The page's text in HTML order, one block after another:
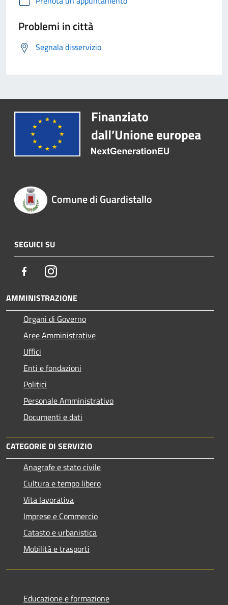
Problemi in città
Segnala disservizio
Comune di Guardistallo
SEGUICI SU
FacebookInstagram
AMMINISTRAZIONE
Organi di Governo
Aree Amministrative
Uffici
Enti e fondazioni
Politici
Personale Amministrativo
Documenti e dati
CATEGORIE DI SERVIZIO
Anagrafe e stato civile
Cultura e tempo libero
Vita lavorativa
Imprese e Commercio
Catasto e urbanistica
Mobilità e trasporti
Educazione e formazione